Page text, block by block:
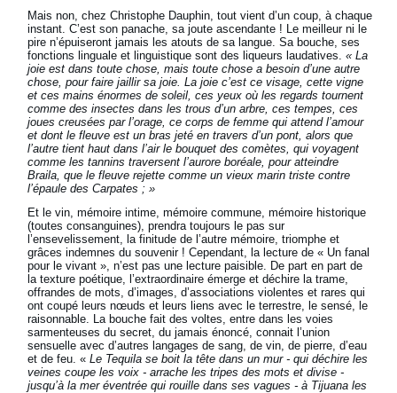
Mais non, chez Christophe Dauphin, tout vient d’un coup, à chaque
instant. C’est son panache, sa joute ascendante ! Le meilleur ni le
pire n’épuiseront jamais les atouts de sa langue. Sa bouche, ses
fonctions linguale et linguistique sont des liqueurs laudatives.« La
joie est dans toute chose, mais toute chose a besoin d’une autre
chose, pour faire jaillir sa joie. La joie c’est ce visage, cette vigne
et ces mains énormes de soleil, ces yeux où les regards tournent
comme des insectes dans les trous d’un arbre, ces tempes, ces
joues creusées par l’orage, ce corps de femme qui attend l’amour
et dont le fleuve est un bras jeté en travers d’un pont, alors que
l’autre tient haut dans l’air le bouquet des comètes, qui voyagent
comme les tannins traversent l’aurore boréale, pour atteindre
Braila, que le fleuve rejette comme un vieux marin triste contre
l’épaule des Carpates ; »
Et le vin, mémoire intime, mémoire commune, mémoire historique
(toutes consanguines), prendra toujours le pas sur
l’ensevelissement, la finitude de l’autre mémoire, triomphe et
grâces indemnes du souvenir ! Cependant, la lecture de « Un fanal
pour le vivant », n’est pas une lecture paisible. De part en part de
la texture poétique, l’extraordinaire émerge et déchire la trame,
offrandes de mots, d’images, d’associations violentes et rares qui
ont coupé leurs nœuds et leurs liens avec le terrestre, le sensé, le
raisonnable. La bouche fait des voltes, entre dans les voies
sarmenteuses du secret, du jamais énoncé, connait l’union
sensuelle avec d’autres langages de sang, de vin, de pierre, d’eau
et de feu. «Le Tequila se boit la tête dans un mur - qui déchire les
veines coupe les voix - arrache les tripes des mots et divise -
jusqu’à la mer éventrée qui rouille dans ses vagues - à Tijuana les